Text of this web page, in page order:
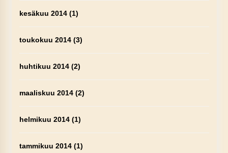
kesäkuu 2014(1)
toukokuu 2014(3)
huhtikuu 2014(2)
maaliskuu 2014(2)
helmikuu 2014(1)
tammikuu 2014(1)